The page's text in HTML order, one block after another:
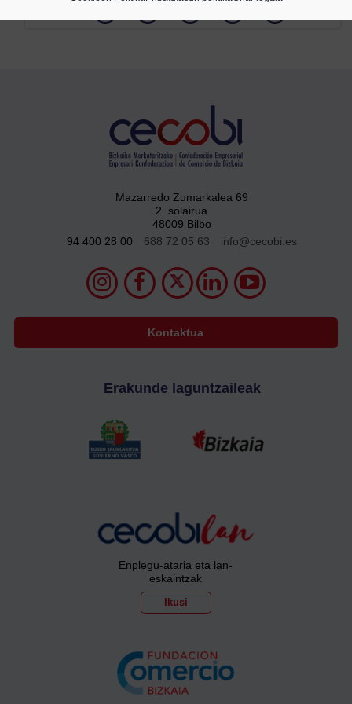
Mazarredo Zumarkalea 69
2. solairua
48009 Bilbo
94 400 28 00
688 72 05 63 info@cecobi.es
Kontaktua
Erakunde laguntzaileak
Enplegu-ataria eta lan-
eskaintzak
Ikusi